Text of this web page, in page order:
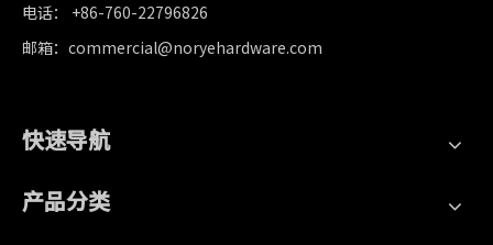
电话： +86-760-22796826
邮箱：commercial@noryehardware.com
快速导航
产品分类